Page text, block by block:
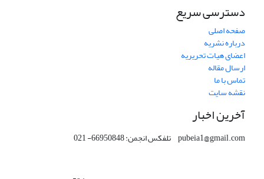
دسترسی سریع
صفحه اصلی
درباره نشریه
اعضای هیات تحریریه
ارسال مقاله
تماس با ما
نقشه سایت
آخرین اخبار
pubeia1@gmail.com تلفکس انجمن: 66950848- 021